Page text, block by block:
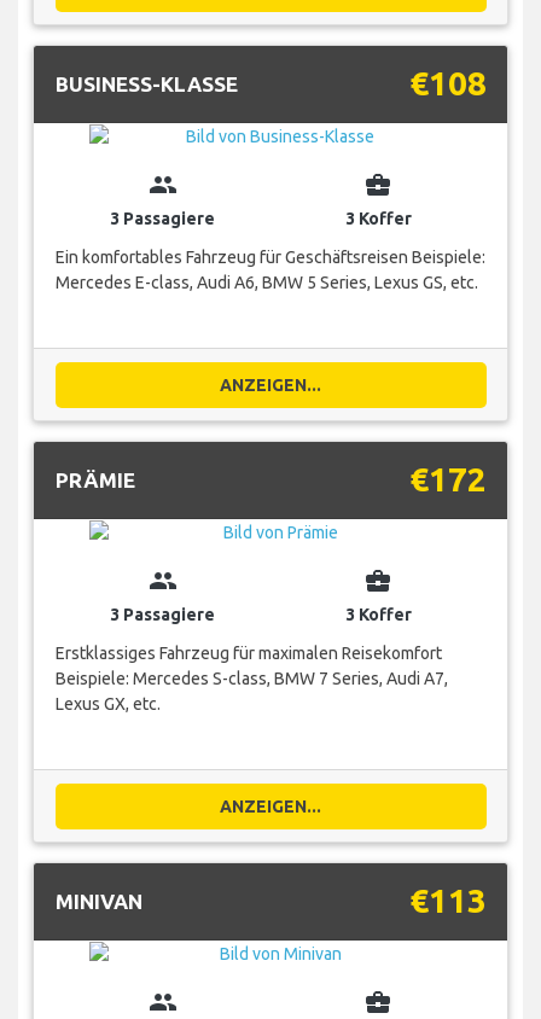
BUSINESS-KLASSE €108
group
3 Passagiere
business_center
3 Koffer
Ein komfortables Fahrzeug für Geschäftsreisen Beispiele:
Mercedes E-class, Audi A6, BMW 5 Series, Lexus GS, etc.
ANZEIGEN...
PRÄMIE €172
group
3 Passagiere
business_center
3 Koffer
Erstklassiges Fahrzeug für maximalen Reisekomfort
Beispiele: Mercedes S-class, BMW 7 Series, Audi A7,
Lexus GX, etc.
ANZEIGEN...
MINIVAN €113
group business_center